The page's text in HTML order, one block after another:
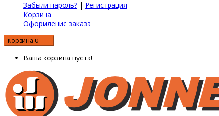
Забыли пароль? | Регистрация
Корзина
Оформление заказа
Корзина 0
Ваша корзина пуста!